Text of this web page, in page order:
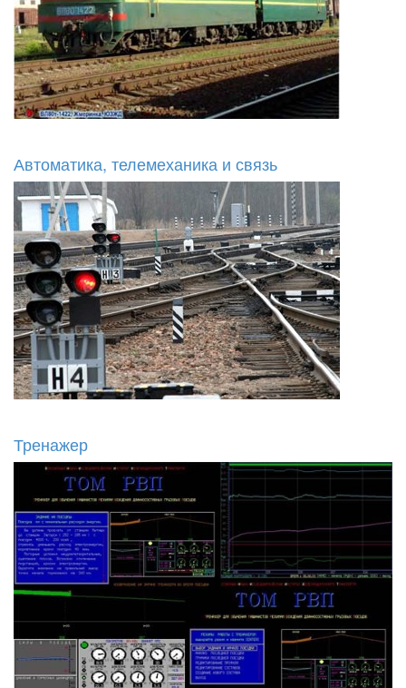
Автоматика, телемеханика и связь
Тренажер